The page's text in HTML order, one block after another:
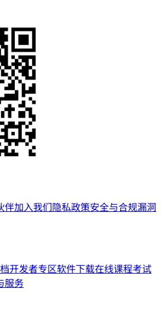
伴加入我们隐私政策安全与合规漏洞
开发者专区软件下载在线课程考试
服务